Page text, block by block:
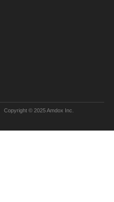
Copyright © 2025 Amdox Inc.